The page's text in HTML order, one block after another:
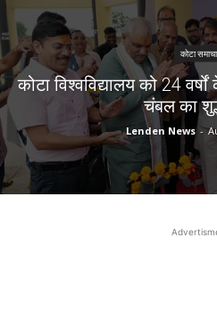
कोटा
कोटा विश्वविद्यालय को 24
चंबल का
Lenden News -